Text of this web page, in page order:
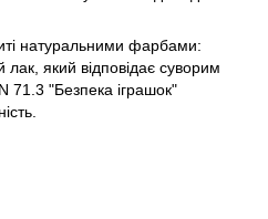
натуральними фарбами:
який відповідає суворим
71.3 "Безпека іграшок"